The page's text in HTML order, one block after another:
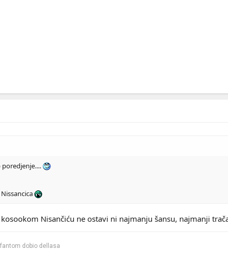
poredjenje....
Nisančiću ne ostavi ni najmanju šansu, najmanji
dobio dellasa